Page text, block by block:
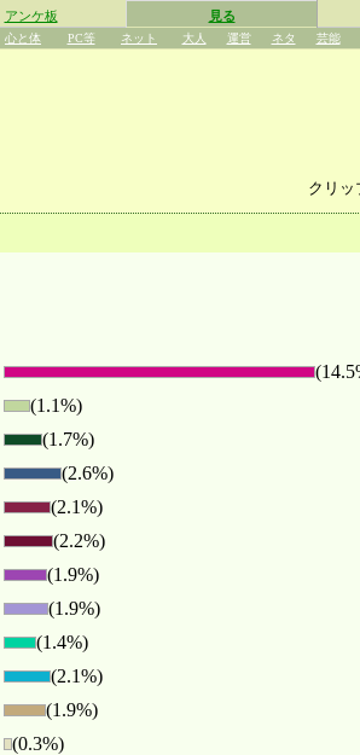
アンケ板 見る
心と体 PC等 ネット 大人 運営 ネタ 芸能
クリッ
(1.1%)
(1.7%)
(2.6%)
(2.1%)
(2.2%)
(1.9%)
(1.9%)
(1.4%)
(2.1%)
(1.9%)
(0.3%)